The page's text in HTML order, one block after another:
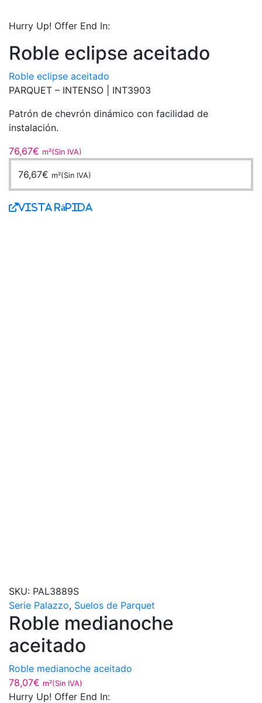
Hurry Up! Offer End In:
Roble eclipse aceitado
Roble eclipse aceitado
PARQUET – INTENSO |
INT3903
Patrón de chevrón dinámico con facilidad de
instalación.
76,67€ m²(Sin IVA)
76,67€ m²(Sin IVA)
Vista Rápida
SKU: PAL3889S
Serie Palazzo, Suelos de Parquet
Roble medianoche
aceitado
Roble medianoche aceitado
78,07€ m²(Sin IVA)
Hurry Up! Offer End In: